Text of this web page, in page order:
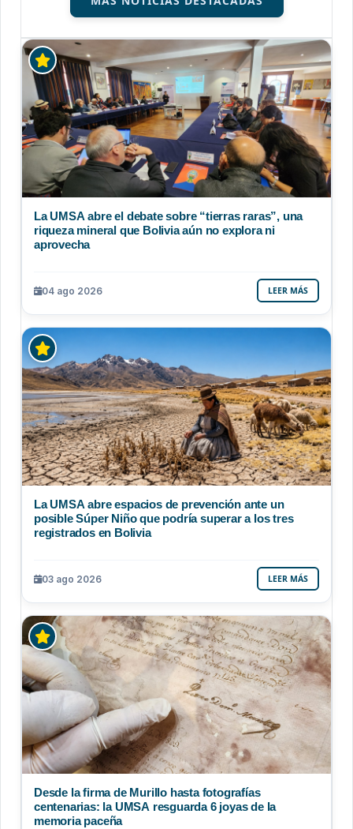
La UMSA abre el debate sobre “tierras raras”, una
riqueza mineral que Bolivia aún no explora ni
aprovecha
04 ago 2026 LEER MÁS
La UMSA abre espacios de prevención ante un
posible Súper Niño que podría superar a los tres
registrados en Bolivia
03 ago 2026 LEER MÁS
Desde la firma de Murillo hasta fotografías
centenarias: la UMSA resguarda 6 joyas de la
memoria paceña